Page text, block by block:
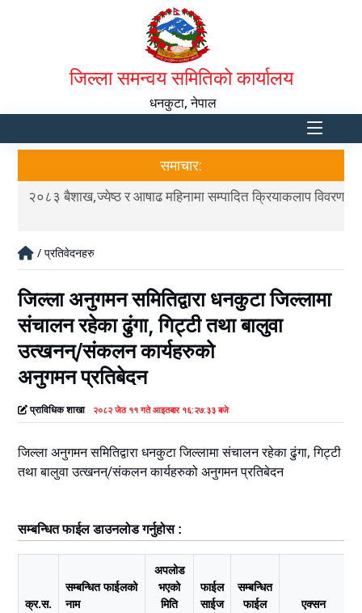
जिल्ला समन्वय समितिको कार्यालय
धनकुटा, नेपाल
समाचार:
२०८३ बैशाख,ज्येष्ठ र आषाढ महिनामा सम्पादित क्रियाकलाप विवरण
/ प्रतिवेदनहरु
जिल्ला अनुगमन समितिद्वारा धनकुटा जिल्लामा
संचालन रहेका ढुंगा, गिट्टी तथा बालुवा
उत्खनन्/संकलन कार्यहरुको
अनुगमन प्रतिबेदन
प्राविधिक शाखा २०८२ जेठ ११ गते आइतबार १६:२७:३३ बजे
जिल्ला अनुगमन समितिद्वारा धनकुटा जिल्लामा संचालन रहेका ढुंगा, गिट्टी
तथा बालुवा उत्खनन्/संकलन कार्यहरुको अनुगमन प्रतिबेदन
सम्बन्धित फाईल डाउनलोड गर्नुहोस :
क्र.स.
सम्बन्धित फाईलको
नाम
अपलोड
भएको
मिति
फाईल
साईज
सम्बन्धित
फाईल
एक्सन